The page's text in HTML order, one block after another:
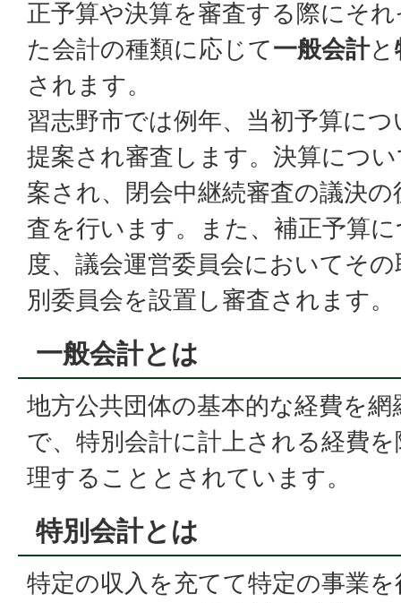
正予算や決算を審査する際にそ
た会計の種類に応じて一般会計と
されます。
習志野市では例年、当初予算に
提案され審査します。決算につ
案され、閉会中継続審査の議決
査を行います。また、補正予算
度、議会運営委員会においてそ
別委員会を設置し審査されます。
一般会計とは
地方公共団体の基本的な経費を
で、特別会計に計上される経費
理することとされています。
特別会計とは
特定の収入を充てて特定の事業